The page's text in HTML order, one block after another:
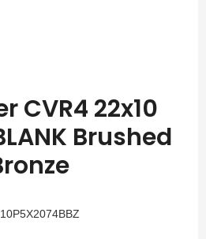
CVR4 22x10
Brushed